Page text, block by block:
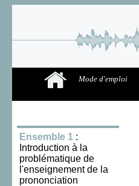
Mode d'emploi
Ensemble 1 :
Introduction à la
problématique de
l'enseignement de la
prononciation